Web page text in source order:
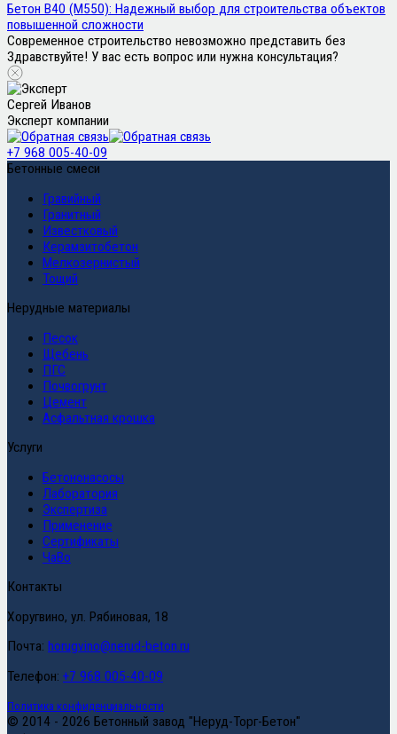
Бетон В40 (М550): Надежный выбор для строительства объектов
повышенной сложности
Современное строительство невозможно представить без
Здравствуйте! У вас есть вопрос или нужна консультация?
Сергей Иванов
Эксперт компании
+7 968 005-40-09
Бетонные смеси
Гравийный
Гранитный
Известковый
Керамзитобетон
Мелкозернистый
Тощий
Нерудные материалы
Песок
Щебень
ПГС
Почвогрунт
Цемент
Асфальтная крошка
Услуги
Бетононасосы
Лаборатория
Экспертиза
Применение
Сертификаты
ЧаВо
Контакты
Хоругвино, ул. Рябиновая, 18
Почта: horugvino@nerud-beton.ru
Телефон: +7 968 005-40-09
Политика конфиденциальности
© 2014 - 2026 Бетонный завод "Неруд-Торг-Бетон"